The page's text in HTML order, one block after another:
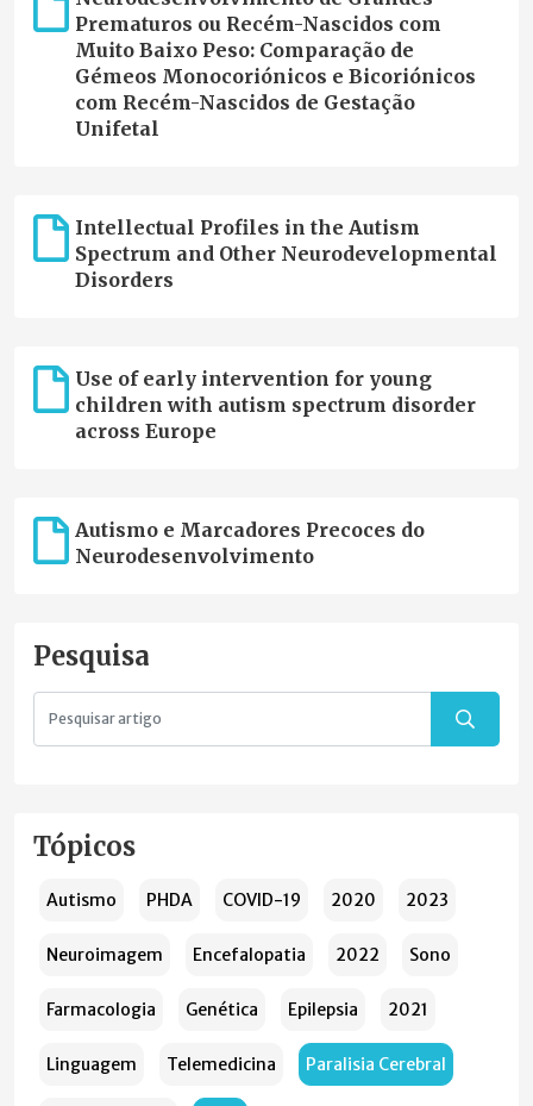
Prematuros ou Recém-Nascidos com
Muito Baixo Peso: Comparação de
Gémeos Monocoriónicos e Bicoriónicos
com Recém-Nascidos de Gestação
Unifetal
Intellectual Profiles in the Autism
Spectrum and Other Neurodevelopmental
Disorders
Use of early intervention for young
children with autism spectrum disorder
across Europe
Autismo e Marcadores Precoces do
Neurodesenvolvimento
Pesquisa
Tópicos
Autismo PHDA COVID-19 2020 2023
Neuroimagem Encefalopatia 2022 Sono
Farmacologia Genética Epilepsia 2021
Linguagem Telemedicina Paralisia Cerebral